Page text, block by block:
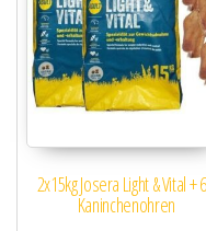
2x15kg Josera Light & Vital +
Kaninchenohren